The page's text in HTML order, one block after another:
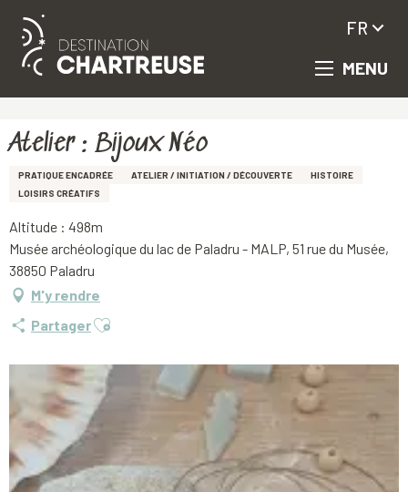
Aller
principal
MENU
FR
Atelier : Bijoux Néo
PRATIQUE ENCADRÉE ATELIER / INITIATION / DÉCOUVERTE
HISTOIRE
LOISIRS CRÉATIFS
Altitude : 498m
Musée archéologique du lac de Paladru - MALP, 51 rue du Musée,
38850 Paladru
M'y rendre
PartagerAjouter aux favoris